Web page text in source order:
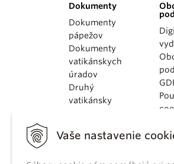
Vaše nastavenie
Dokumenty
Dokumenty
pápežov
Dokumenty
vatikánskych
úradov
Druhý
vatikánsky
KBS